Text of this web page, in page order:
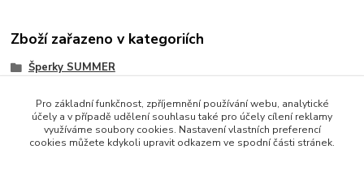
Zboží zařazeno v kategoriích
Šperky SUMMER
Pro základní funkčnost, zpříjemnění používání webu, analytické
účely a v případě udělení souhlasu také pro účely cílení reklamy
využíváme soubory cookies. Nastavení vlastních preferencí
cookies můžete kdykoli upravit odkazem ve spodní části stránek.